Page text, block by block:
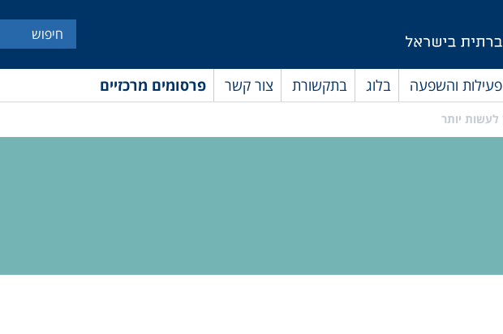
פעילות והשפעה בלוג בתקשורת צור קשר פרסומים מרכזיים